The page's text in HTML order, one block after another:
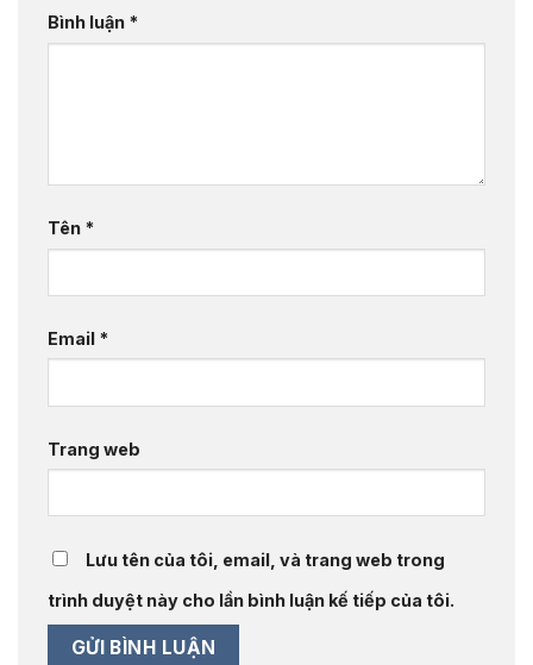
Bình luận *
Tên *
Email *
Trang web
Lưu tên của tôi, email, và trang web trong
trình duyệt này cho lần bình luận kế tiếp của tôi.